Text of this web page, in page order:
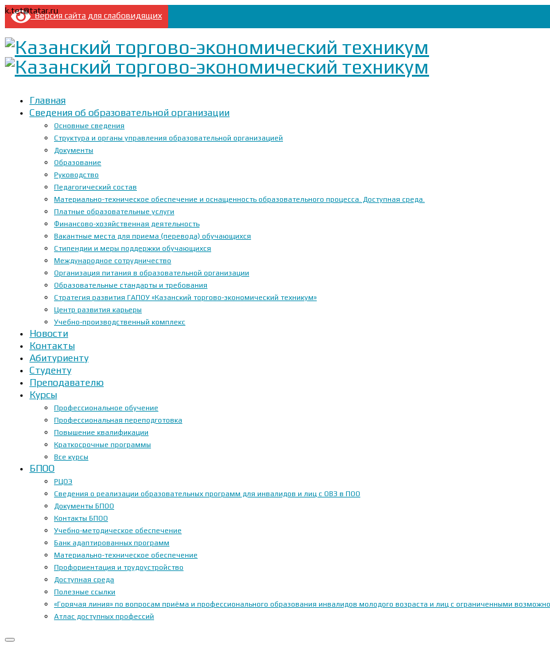
Версия сайта для слабовидящих
k.tet@tatar.ru
Главная
Сведения об образовательной организации
Основные сведения
Структура и органы управления образовательной организацией
Документы
Образование
Руководство
Педагогический состав
Материально-техническое обеспечение и оснащенность образовательного процесса. Доступная среда.
Платные образовательные услуги
Финансово-хозяйственная деятельность
Вакантные места для приема (перевода) обучающихся
Стипендии и меры поддержки обучающихся
Международное сотрудничество
Организация питания в образовательной организации
Образовательные стандарты и требования
Стратегия развития ГАПОУ «Казанский торгово-экономический техникум»
Центр развития карьеры
Учебно-производственный комплекс
Новости
Контакты
Абитуриенту
Студенту
Преподавателю
Курсы
Профессиональное обучение
Профессиональная переподготовка
Повышение квалификации
Краткосрочные программы
Все курсы
БПОО
РЦОЭ
Сведения о реализации образовательных программ для инвалидов и лиц с ОВЗ в ПОО
Документы БПОО
Контакты БПОО
Учебно-методическое обеспечение
Банк адаптированных программ
Материально-техническое обеспечение
Профориентация и трудоустройство
Доступная среда
Полезные ссылки
«Горячая линия» по вопросам приёма и профессионального образования инвалидов молодого возраста и лиц с ограниченными
Атлас доступных профессий